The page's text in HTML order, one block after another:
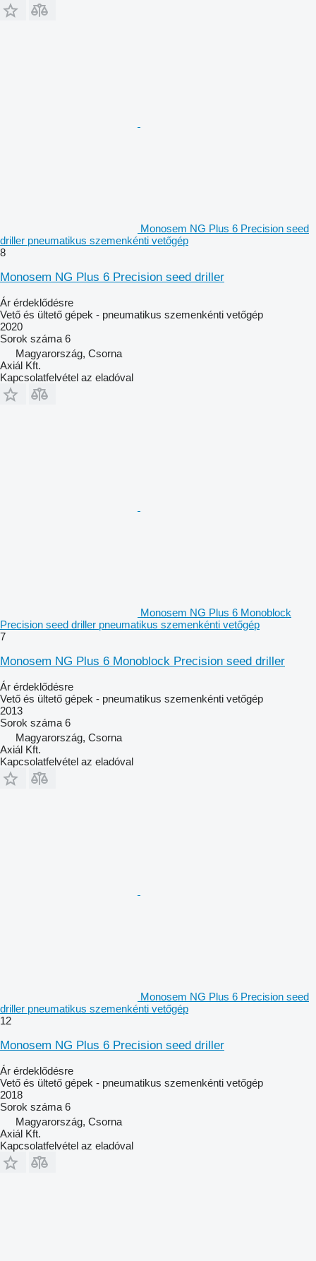
Monosem NG Plus 6 Precision seed
driller pneumatikus szemenkénti vetőgép
8
Monosem NG Plus 6 Precision seed driller
Ár érdeklődésre
Vető és ültető gépek - pneumatikus szemenkénti vetőgép
2020
Sorok száma 6
Magyarország, Csorna
Axiál Kft.
Kapcsolatfelvétel az eladóval
Monosem NG Plus 6 Monoblock
Precision seed driller pneumatikus szemenkénti vetőgép
7
Monosem NG Plus 6 Monoblock Precision seed driller
Ár érdeklődésre
Vető és ültető gépek - pneumatikus szemenkénti vetőgép
2013
Sorok száma 6
Magyarország, Csorna
Axiál Kft.
Kapcsolatfelvétel az eladóval
Monosem NG Plus 6 Precision seed
driller pneumatikus szemenkénti vetőgép
12
Monosem NG Plus 6 Precision seed driller
Ár érdeklődésre
Vető és ültető gépek - pneumatikus szemenkénti vetőgép
2018
Sorok száma 6
Magyarország, Csorna
Axiál Kft.
Kapcsolatfelvétel az eladóval